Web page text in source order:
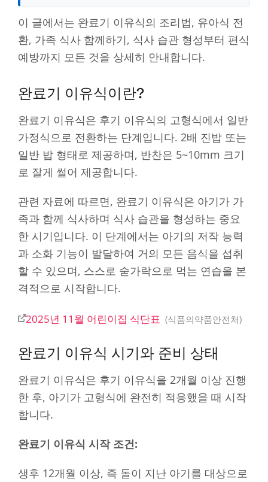
이 글에서는 완료기 이유식의 조리법, 유아식 전
환, 가족 식사 함께하기, 식사 습관 형성부터 편식
예방까지 모든 것을 상세히 안내합니다.
완료기 이유식이란?
완료기 이유식은 후기 이유식의 고형식에서 일반
가정식으로 전환하는 단계입니다. 2배 진밥 또는
일반 밥 형태로 제공하며, 반찬은 5~10mm 크기
로 잘게 썰어 제공합니다.
관련 자료에 따르면, 완료기 이유식은 아기가 가
족과 함께 식사하며 식사 습관을 형성하는 중요
한 시기입니다. 이 단계에서는 아기의 저작 능력
과 소화 기능이 발달하여 거의 모든 음식을 섭취
할 수 있으며, 스스로 숟가락으로 먹는 연습을 본
격적으로 시작합니다.
2025년 11월 어린이집 식단표 식품의약품안전처
완료기 이유식 시기와 준비 상태
완료기 이유식은 후기 이유식을 2개월 이상 진행
한 후, 아기가 고형식에 완전히 적응했을 때 시작
합니다.
완료기 이유식 시작 조건:
생후 12개월 이상, 즉 돌이 지난 아기를 대상으로